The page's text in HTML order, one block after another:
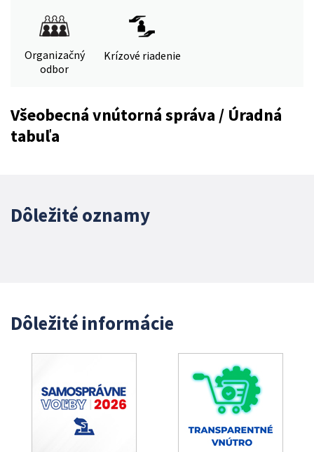
Organizačný
odbor
Krízové riadenie
Všeobecná vnútorná správa / Úradná
tabuľa
Dôležité oznamy
Dôležité informácie